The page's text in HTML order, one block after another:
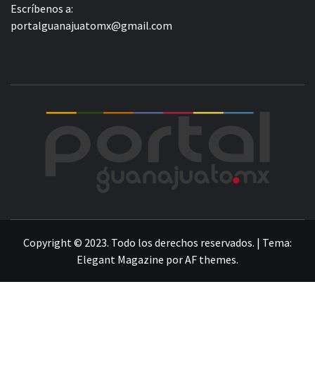
Escríbenos a:
portalguanajuatomx@gmail.com
Copyright © 2023. Todo los derechos reservados. | Tema:
Elegant Magazine porAF themes.